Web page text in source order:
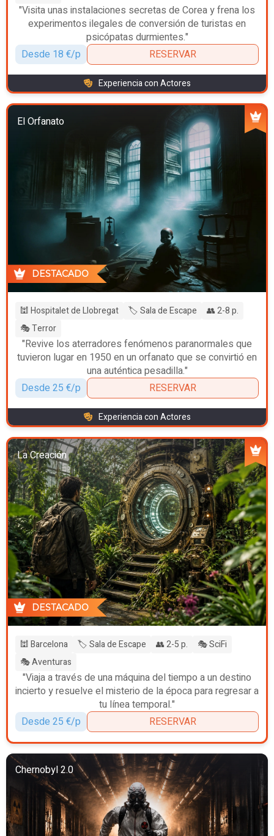
"Visita unas instalaciones secretas de Corea y frena los
experimentos ilegales de conversión de turistas en
psicópatas durmientes."
Desde 18 €/p
RESERVAR
Experiencia con Actores
El Orfanato
DESTACADO
🕍 Hospitalet de Llobregat 🏷️ Sala de Escape
👥 2-8 p.
🎭 Terror
"Revive los aterradores fenómenos paranormales que
tuvieron lugar en 1950 en un orfanato que se convirtió en
una auténtica pesadilla."
Desde 25 €/p
RESERVAR
Experiencia con Actores
La Creación
DESTACADO
🕍 Barcelona 🏷️ Sala de Escape 👥 2-5 p.
🎭 SciFi
🎭 Aventuras
"Viaja a través de una máquina del tiempo a un destino
incierto y resuelve el misterio de la época para regresar a
tu línea temporal."
Desde 25 €/p
RESERVAR
Chernobyl 2.0